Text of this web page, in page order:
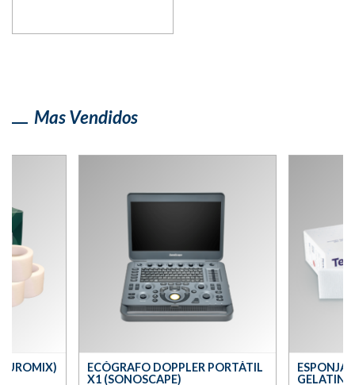
Mas Vendidos
ECÓGRAFO DOPPLER PORTÁTIL
X1 (SONOSCAPE)
ESPONJA